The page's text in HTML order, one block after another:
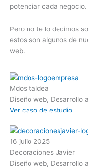
potenciar cada negocio.
Pero no te lo decimos
estos son algunos de
web.
Mdos taldea
Diseño web, Desarrollo
Ver caso de estudio
16 julio 2025
Decoraciones Javier
Diseño web, Desarrollo